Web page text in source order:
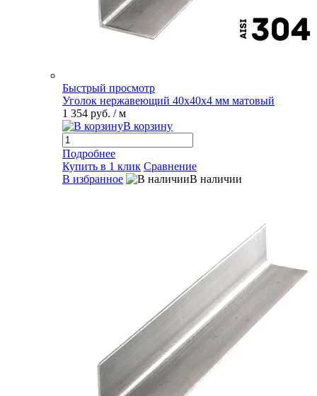
Быстрый просмотр
Уголок нержавеющий 40х40х4 мм матовый
1 354 руб. / м
В корзину
Подробнее
Купить в 1 клик Сравнение
В избранное
В наличии